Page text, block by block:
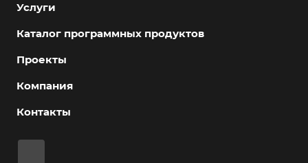
Услуги
Каталог программных продуктов
Проекты
Компания
Контакты